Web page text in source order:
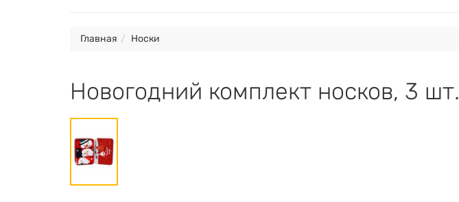
Главная Носки
Новогодний комплект носков, 3 шт.